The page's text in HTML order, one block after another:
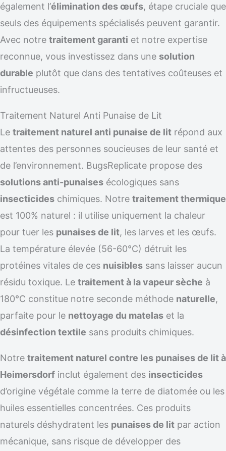
également l’élimination des œufs, étape cruciale que
seuls des équipements spécialisés peuvent garantir.
Avec notre traitement garanti et notre expertise
reconnue, vous investissez dans une solution
durable plutôt que dans des tentatives coûteuses et
infructueuses.
Traitement Naturel Anti Punaise de Lit
Le traitement naturel anti punaise de lit répond aux
attentes des personnes soucieuses de leur santé et
de l’environnement. BugsReplicate propose des
solutions anti-punaises écologiques sans
insecticides chimiques. Notre traitement thermique
est 100% naturel : il utilise uniquement la chaleur
pour tuer les punaises de lit, les larves et les œufs.
La température élevée (56-60°C) détruit les
protéines vitales de ces nuisibles sans laisser aucun
résidu toxique. Le traitement à la vapeur sèche à
180°C constitue notre seconde méthode naturelle,
parfaite pour le nettoyage du matelas et la
désinfection textile sans produits chimiques.
Notre traitement naturel contre les punaises de lit à
Heimersdorf inclut également des insecticides
d’origine végétale comme la terre de diatomée ou les
huiles essentielles concentrées. Ces produits
naturels déshydratent les punaises de lit par action
mécanique, sans risque de développer des